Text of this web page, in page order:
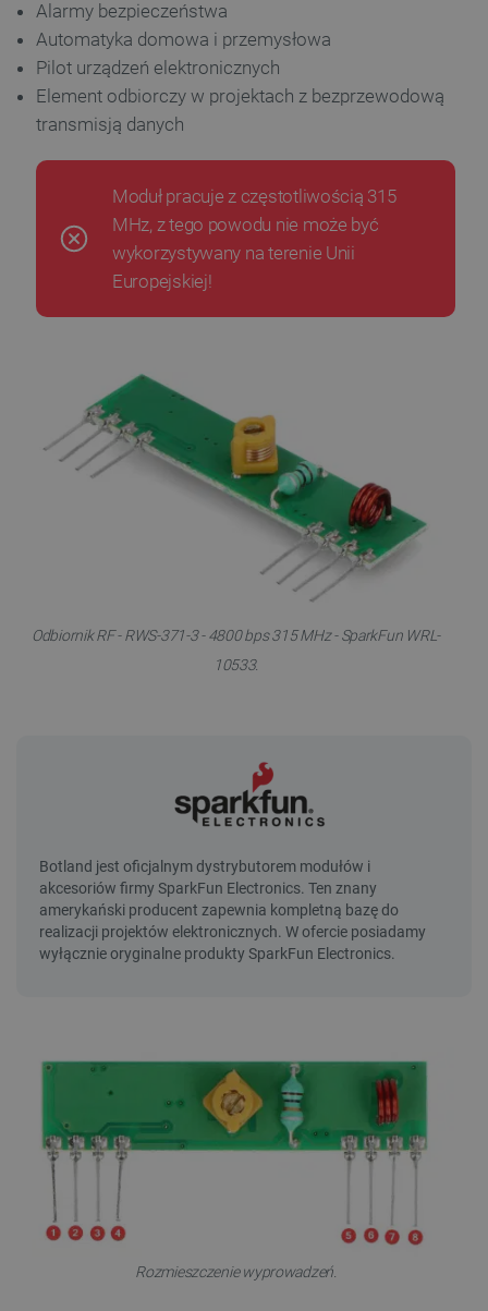
Alarmy bezpieczeństwa
Automatyka domowa i przemysłowa
Pilot urządzeń elektronicznych
Element odbiorczy w projektach z bezprzewodową
transmisją danych
Moduł pracuje z częstotliwością 315
MHz, z tego powodu nie może być
wykorzystywany na terenie Unii
Europejskiej!
Odbiornik RF - RWS-371-3 - 4800 bps 315 MHz - SparkFun WRL-
10533.
Rozmieszczenie wyprowadzeń.